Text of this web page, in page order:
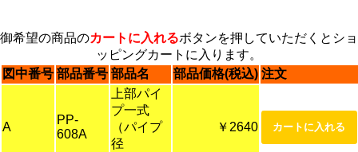
御希望の商品のカートに入れるボタンを押していただくとショ
ッピングカートに入ります。
図中番号 部品番号 部品名 部品価格(税込) 注文
A
PP-
608A
上部パイ
プ一式
（パイプ
径
￥2640